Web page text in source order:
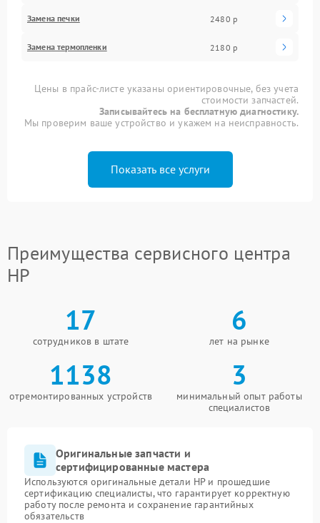
Замена печки 2480 р
Замена термопленки 2180 р
Цены в прайс-листе указаны ориентировочные, без учета
стоимости запчастей.
Записывайтесь на бесплатную диагностику.
Мы проверим ваше устройство и укажем на неисправность.
Показать все услуги
Преимущества сервисного центра
HP
17
сотрудников в штате
6
лет на рынке
1138
отремонтированных устройств
3
минимальный опыт работы
специалистов
Оригинальные запчасти и
сертифицированные мастера
Используются оригинальные детали HP и прошедшие
сертификацию специалисты, что гарантирует корректную
работу после ремонта и сохранение гарантийных
обязательств